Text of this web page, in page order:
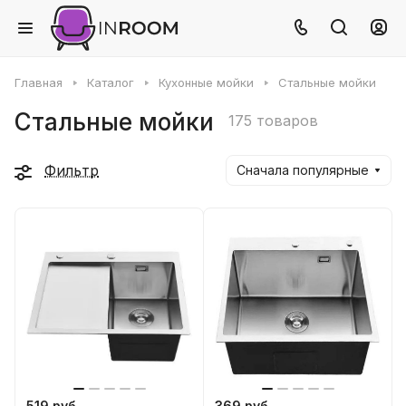
Главная Каталог Кухонные мойки Стальные мойки
Стальные мойки 175 товаров
Фильтр Сначала популярные